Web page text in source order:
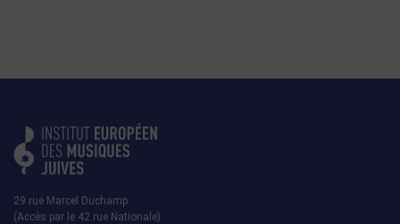
29 rue Marcel Duchamp
(Accès par le 42 rue Nationale)